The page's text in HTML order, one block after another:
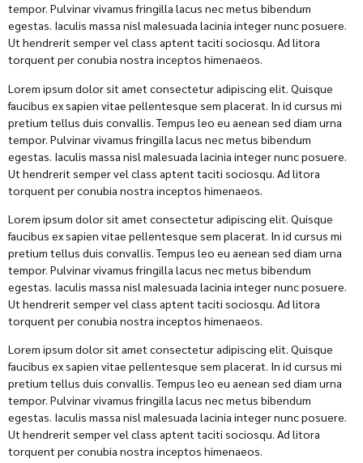
tempor. Pulvinar vivamus fringilla lacus nec metus bibendum
egestas. Iaculis massa nisl malesuada lacinia integer nunc posuere.
Ut hendrerit semper vel class aptent taciti sociosqu. Ad litora
torquent per conubia nostra inceptos himenaeos.
Lorem ipsum dolor sit amet consectetur adipiscing elit. Quisque
faucibus ex sapien vitae pellentesque sem placerat. In id cursus mi
pretium tellus duis convallis. Tempus leo eu aenean sed diam urna
tempor. Pulvinar vivamus fringilla lacus nec metus bibendum
egestas. Iaculis massa nisl malesuada lacinia integer nunc posuere.
Ut hendrerit semper vel class aptent taciti sociosqu. Ad litora
torquent per conubia nostra inceptos himenaeos.
Lorem ipsum dolor sit amet consectetur adipiscing elit. Quisque
faucibus ex sapien vitae pellentesque sem placerat. In id cursus mi
pretium tellus duis convallis. Tempus leo eu aenean sed diam urna
tempor. Pulvinar vivamus fringilla lacus nec metus bibendum
egestas. Iaculis massa nisl malesuada lacinia integer nunc posuere.
Ut hendrerit semper vel class aptent taciti sociosqu. Ad litora
torquent per conubia nostra inceptos himenaeos.
Lorem ipsum dolor sit amet consectetur adipiscing elit. Quisque
faucibus ex sapien vitae pellentesque sem placerat. In id cursus mi
pretium tellus duis convallis. Tempus leo eu aenean sed diam urna
tempor. Pulvinar vivamus fringilla lacus nec metus bibendum
egestas. Iaculis massa nisl malesuada lacinia integer nunc posuere.
Ut hendrerit semper vel class aptent taciti sociosqu. Ad litora
torquent per conubia nostra inceptos himenaeos.